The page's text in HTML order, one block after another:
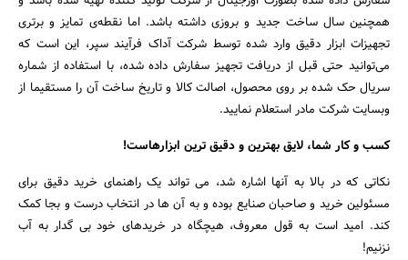
همچنین سال ساخت جدید و بروزی داشته باشد. اما نقطه‌ی تمایز و برتری
تجهیزات ابزار دقیق وارد شده توسط شرکت آداک فرآیند سپر، این است که
می‌توانید حتی قبل از دریافت تجهیز سفارش داده شده، با استفاده از شماره
سریال حک شده بر روی محصول، اصالت کالا و تاریخ ساخت آن را مستقیما از
وبسایت شرکت مادر استعلام نمایید.
کسب و کار شما، لایق بهترین و دقیق ترین ابزارهاست!
نکاتی که در بالا به آنها اشاره شد، می تواند یک راهنمای خرید دقیق برای
مسئولین خرید و صاحبان صنایع بوده و به آن ها در انتخاب درست و بجا کمک
کند. امید است به قول معروف، هیچگاه در خریدهای خود بی گدار به آب
نزنیم!